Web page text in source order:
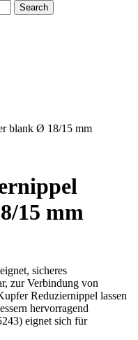
Search
blank Ø 18/15 mm
15 mm
sicheres
zur Verbindung von
Reduziernippel lassen
hervorragend
eignet sich für